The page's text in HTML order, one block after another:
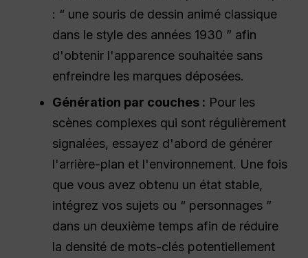
: “ une souris de dessin animé classique
dans le style des années 1930 ” afin
d'obtenir l'apparence souhaitée sans
enfreindre les marques déposées.
Génération par couches : Pour les
scènes complexes qui sont régulièrement
signalées, essayez d'abord de générer
l'arrière-plan et l'environnement. Une fois
que vous avez obtenu un état stable,
intégrez vos sujets ou “ personnages ”
dans un deuxième temps afin de réduire
la densité de mots-clés potentiellement